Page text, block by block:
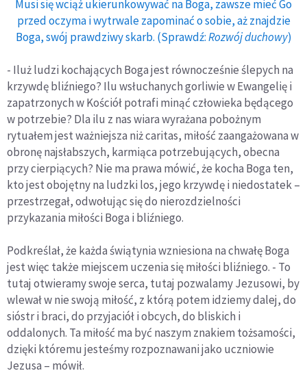
Musi się wciąż ukierunkowywać na Boga, zawsze mieć Go
przed oczyma i wytrwale zapominać o sobie, aż znajdzie
Boga, swój prawdziwy skarb. (Sprawdź:Rozwój duchowy)
- Iluż ludzi kochających Boga jest równocześnie ślepych na
krzywdę bliźniego? Ilu wsłuchanych gorliwie w Ewangelię i
zapatrzonych w Kościół potrafi minąć człowieka będącego
w potrzebie? Dla ilu z nas wiara wyrażana pobożnym
rytuałem jest ważniejsza niż caritas, miłość zaangażowana w
obronę najsłabszych, karmiąca potrzebujących, obecna
przy cierpiących? Nie ma prawa mówić, że kocha Boga ten,
kto jest obojętny na ludzki los, jego krzywdę i niedostatek –
przestrzegał, odwołując się do nierozdzielności
przykazania miłości Boga i bliźniego.
Podkreślał, że każda świątynia wzniesiona na chwałę Boga
jest więc także miejscem uczenia się miłości bliźniego. - To
tutaj otwieramy swoje serca, tutaj pozwalamy Jezusowi, by
wlewał w nie swoją miłość, z którą potem idziemy dalej, do
sióstr i braci, do przyjaciół i obcych, do bliskich i
oddalonych. Ta miłość ma być naszym znakiem tożsamości,
dzięki któremu jesteśmy rozpoznawani jako uczniowie
Jezusa – mówił.